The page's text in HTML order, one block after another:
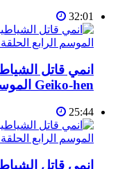
32:01
Geiko-hen الموسم الرابع الحلقة 8 والاخيرة مترجم
25:44